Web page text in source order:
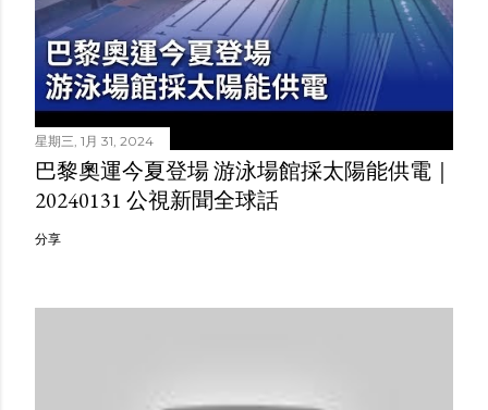
星期三, 1月 31, 2024
巴黎奧運今夏登場 游泳場館採太陽能供電｜
20240131 公視新聞全球話
分享